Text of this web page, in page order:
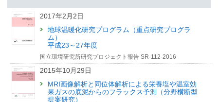
2025年9月8日
「温室効果ガスの大きな排出源を宇宙からみつける？」記
事を公開しました【国環研View LITE】
2025年7月24日
「2つのセンサを託してロケット打上げ GOSAT-GW、つ
いに宇宙へ」記事を公開しました【国環研View DEEP】
2025年7月9日
「「今年、ヒバリはいつ鳴いた？」—“季節のズレ”を追う全
2017年2月2日
地球温暖化研究プログラム（重点研究プログラ
ム）
平成23～27年度
国立環境研究所研究プロジェクト報告 SR-112-2016
2015年10月29日
MRI画像解析と同位体解析による栄養塩や温室効
果ガスの底泥からのフラックス予測（分野横断型
提案研究）